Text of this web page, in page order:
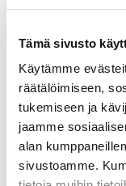
Tämä sivusto
Käytämme
räätälöimiseen,
tukemiseen ja
jaamme
alan
sivustoamme.